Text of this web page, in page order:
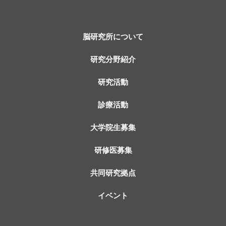
脳研究所について
研究分野紹介
研究活動
診療活動
大学院生募集
研修医募集
共同研究拠点
イベント